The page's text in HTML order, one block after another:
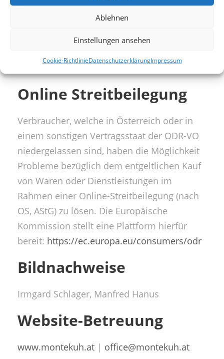
Ablehnen
Einstellungen ansehen
Cookie-RichtlinieDatenschutzerklärungImpressum
Jegliche Verwendung/Verbreitung von
bereitgestelltem Material, welche
urheberrechtlich untersagt ist, bedarf
Webseitenbetreibers.
Online Streitbeilegung
Verbraucher, welche in Österreich oder in
einem sonstigen Vertragsstaat der ODR-VO
niedergelassen sind, haben die Möglichkeit
Probleme bezüglich dem entgeltlichen Kauf
von Waren oder Dienstleistungen im
Rahmen einer Online-Streitbeilegung (nach
OS, AStG) zu lösen. Die Europäische
Kommission stellt eine Plattform hierfür
bereit: https://ec.europa.eu/consumers/odr
Bildnachweise
Irmgard Schlager, Manfred Hanus
Website-Betreuung
www.montekuh.at | office@montekuh.at